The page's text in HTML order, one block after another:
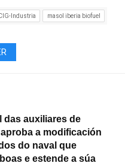
Industria masol iberia biofuel
das auxiliares de
a modificación
do naval que
e estende a súa